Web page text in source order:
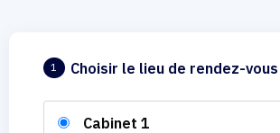
1 Choisir le lieu de rendez-vous
Cabinet 1